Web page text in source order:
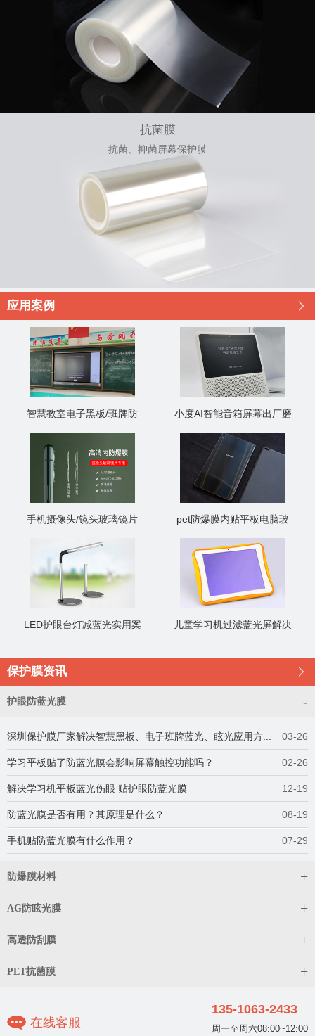
抗菌膜
抗菌、抑菌屏幕保护膜
应用案例 󰊯
智慧教室电子黑板/班牌防
反光膜抗反射防眩目AG膜
小度AI智能音箱屏幕出厂磨
砂膜印字保护膜
手机摄像头/镜头玻璃镜片
内防爆膜
pet防爆膜内贴平板电脑玻
璃后盖
LED护眼台灯减蓝光实用案
儿童学习机过滤蓝光屏解决
保护膜资讯 󰊯
护眼防蓝光膜 -
深圳保护膜厂家解决智慧黑板、电子班牌蓝光、眩光应用方... 03-26
学习平板贴了防蓝光膜会影响屏幕触控功能吗？ 02-26
解决学习机平板蓝光伤眼 贴护眼防蓝光膜 12-19
防蓝光膜是否有用？其原理是什么？ 08-19
手机贴防蓝光膜有什么作用？ 07-29
防爆膜材料 +
AG防眩光膜 +
高透防刮膜 +
PET抗菌膜 +
在线客服
135-1063-2433
周一至周六08:00~12:00